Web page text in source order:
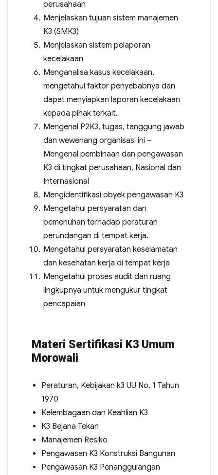
perusahaan
Menjelaskan tujuan sistem manajemen
K3 (SMK3)
Menjelaskan sistem pelaporan
kecelakaan
Menganalisa kasus kecelakaan,
mengetahui faktor penyebabnya dan
dapat menyiapkan laporan kecelakaan
kepada pihak terkait.
Mengenal P2K3, tugas, tanggung jawab
dan wewenang organisasi ini –
Mengenal pembinaan dan pengawasan
K3 di tingkat perusahaan, Nasional dan
Internasional
Mengidentifikasi obyek pengawasan K3
Mengetahui persyaratan dan
pemenuhan terhadap peraturan
perundangan di tempat kerja.
Mengetahui persyaratan keselamatan
dan kesehatan kerja di tempat kerja
Mengetahui proses audit dan ruang
lingkupnya untuk mengukur tingkat
pencapaian
Materi Sertifikasi K3 Umum
Morowali
Peraturan, Kebijakan k3 UU No. 1 Tahun
1970
Kelembagaan dan Keahlian K3
K3 Bejana Tekan
Manajemen Resiko
Pengawasan K3 Konstruksi Bangunan
Pengawasan K3 Penanggulangan